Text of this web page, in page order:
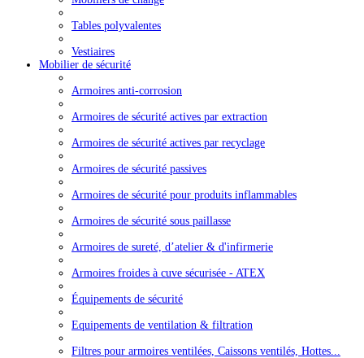
Tables polyvalentes
Vestiaires
Mobilier de sécurité
Armoires anti-corrosion
Armoires de sécurité actives par extraction
Armoires de sécurité actives par recyclage
Armoires de sécurité passives
Armoires de sécurité pour produits inflammables
Armoires de sécurité sous paillasse
Armoires de sureté, d’atelier & d'infirmerie
Armoires froides à cuve sécurisée - ATEX
Équipements de sécurité
Equipements de ventilation & filtration
Filtres pour armoires ventilées, Caissons ventilés, Hottes...